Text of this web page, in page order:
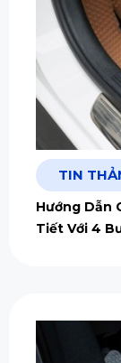
TIN
Hướng Dẫn
Tiết Với 4